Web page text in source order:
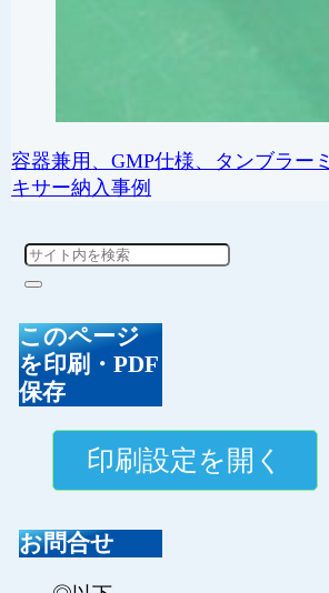
容器兼用、GMP仕様、タンブラーミ
キサー納入事例
このページ
を印刷・PDF
保存
お問合せ